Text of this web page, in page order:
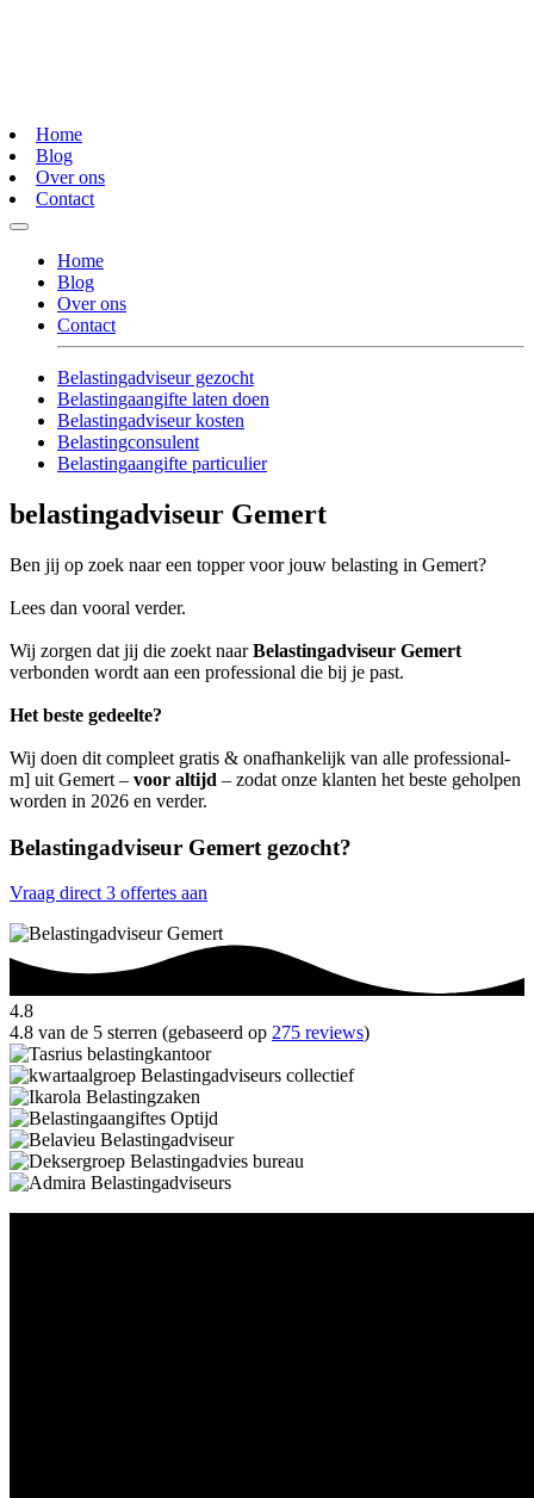
Home
Blog
Over ons
Contact
Home
Blog
Over ons
Contact
Belastingadviseur gezocht
Belastingaangifte laten doen
Belastingadviseur kosten
Belastingconsulent
Belastingaangifte particulier
belastingadviseur Gemert
Ben jij op zoek naar een topper voor jouw belasting in Gemert?
Lees dan vooral verder.
Wij zorgen dat jij die zoekt naarBelastingadviseur Gemert
verbonden wordt aan een professional die bij je past.
Het beste gedeelte?
Wij doen dit compleet gratis & onafhankelijk van alle professional-
m] uit Gemert – voor altijd – zodat onze klanten het beste geholpen
worden in 2026 en verder.
Belastingadviseur Gemert gezocht?
Vraag direct 3 offertes aan
4.8
4.8 van de 5 sterren (gebaseerd op 275 reviews)